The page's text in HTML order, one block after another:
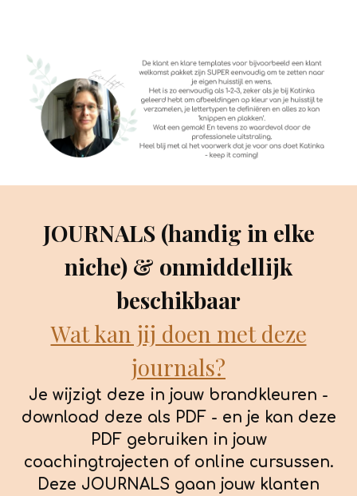
JOURNALS (handig in elke
niche) & onmiddellijk
beschikbaar
Wat kan jij doen met deze
journals?
Je wijzigt deze in jouw brandkleuren -
download deze als PDF - en je kan deze
PDF gebruiken in jouw
coachingtrajecten of online cursussen.
Deze JOURNALS gaan jouw klanten